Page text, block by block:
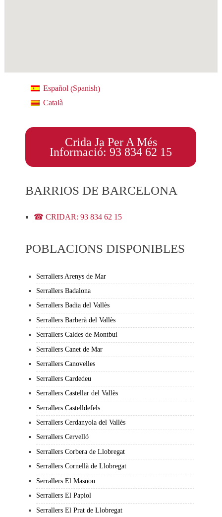
Español(Spanish)
Català
Crida Ja Per A Més
Informació: 93 834 62 15
BARRIOS DE BARCELONA
☎ CRIDAR: 93 834 62 15
POBLACIONS DISPONIBLES
Serrallers Arenys de Mar
Serrallers Badalona
Serrallers Badia del Vallès
Serrallers Barberà del Vallès
Serrallers Caldes de Montbui
Serrallers Canet de Mar
Serrallers Canovelles
Serrallers Cardedeu
Serrallers Castellar del Vallès
Serrallers Castelldefels
Serrallers Cerdanyola del Vallès
Serrallers Cervelló
Serrallers Corbera de Llobregat
Serrallers Cornellà de Llobregat
Serrallers El Masnou
Serrallers El Papiol
Serrallers El Prat de Llobregat